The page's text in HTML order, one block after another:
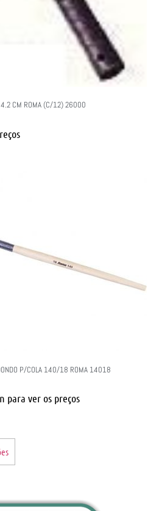
4.2 CM ROMA (C/12) 26000
P/COLA 140/18 ROMA 14018
para ver os preços